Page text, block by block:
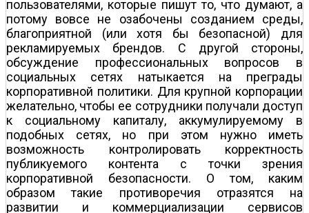
пользователями, которые пишут то, что думают, а
потому вовсе не озабочены созданием среды,
благоприятной (или хотя бы безопасной) для
рекламируемых брендов. С другой стороны,
обсуждение профессиональных вопросов в
социальных сетях натыкается на преграды
корпоративной политики. Для крупной корпорации
желательно, чтобы ее сотрудники получали доступ
к социальному капиталу, аккумулируемому в
подобных сетях, но при этом нужно иметь
возможность контролировать корректность
публикуемого контента с точки зрения
корпоративной безопасности. О том, каким
образом такие противоречия отразятся на
развитии и коммерциализации сервисов